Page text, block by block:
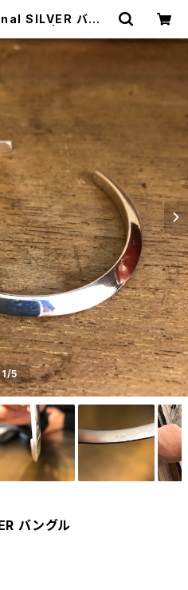
SILVER バング
ショップ・古着
1/5
バングル